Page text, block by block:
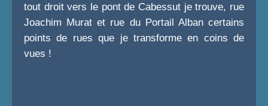
tout droit vers le pont de Cabessut je trouve, rue
Joachim Murat et rue du Portail Alban certains
points de rues que je transforme en coins de
vues !